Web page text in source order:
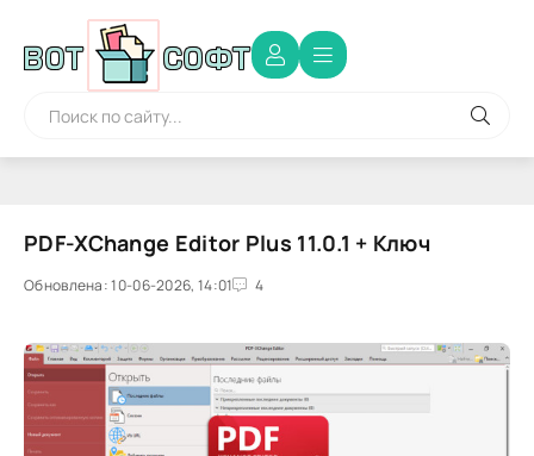
PDF-XChange Editor Plus 11.0.1 + Ключ
Обновлена: 10-06-2026, 14:01 4